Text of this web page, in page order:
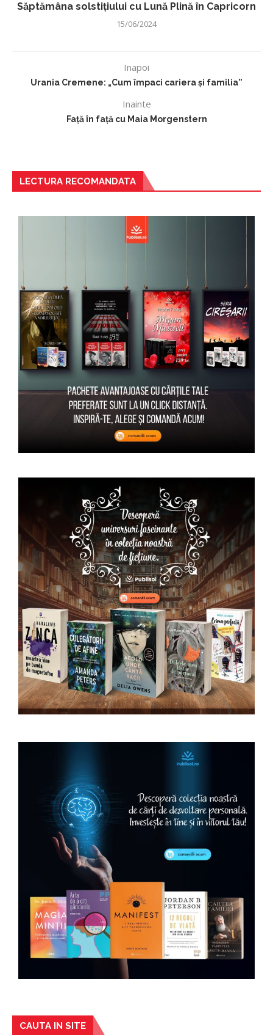
Săptămâna solstițiului cu Lună Plină în Capricorn
15/06/2024
Inapoi
Urania Cremene: „Cum împaci cariera și familia”
Inainte
Față în față cu Maia Morgenstern
LECTURA RECOMANDATA
CAUTA IN SITE